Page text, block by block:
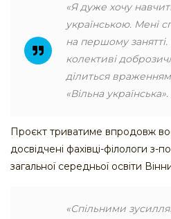
«Я дуже хочу
українською. Мені
на першому
колективі
ділиться
«Вільна українська».
Проєкт триватиме впродовж
досвідчені фахівці-філологи з-
загальної середньої освіти
«Спільними